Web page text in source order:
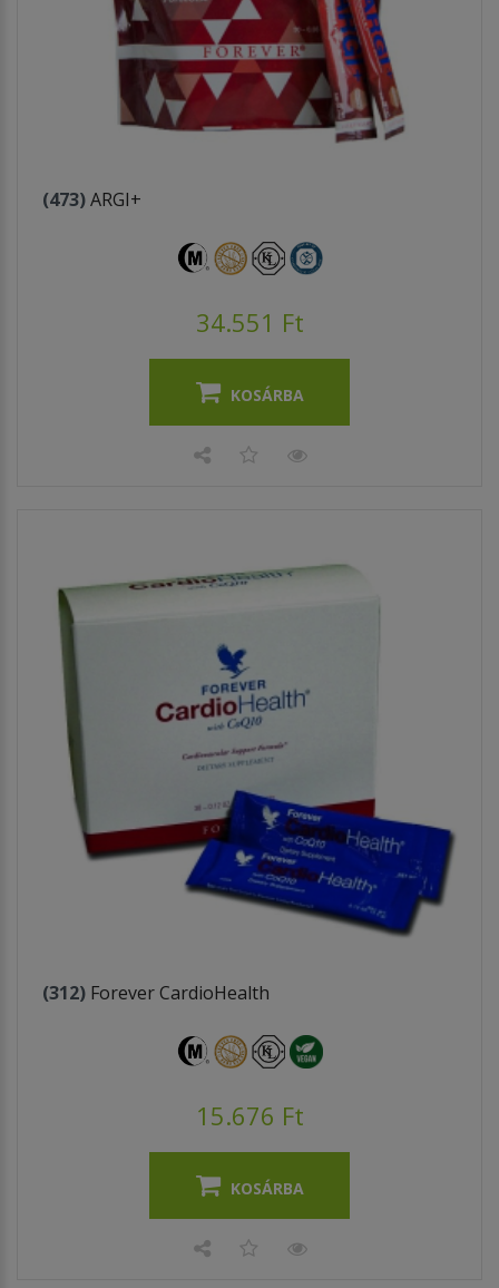
(473)ARGI+
34.551 Ft
KOSÁRBA
(312) Forever CardioHealth
15.676 Ft
KOSÁRBA